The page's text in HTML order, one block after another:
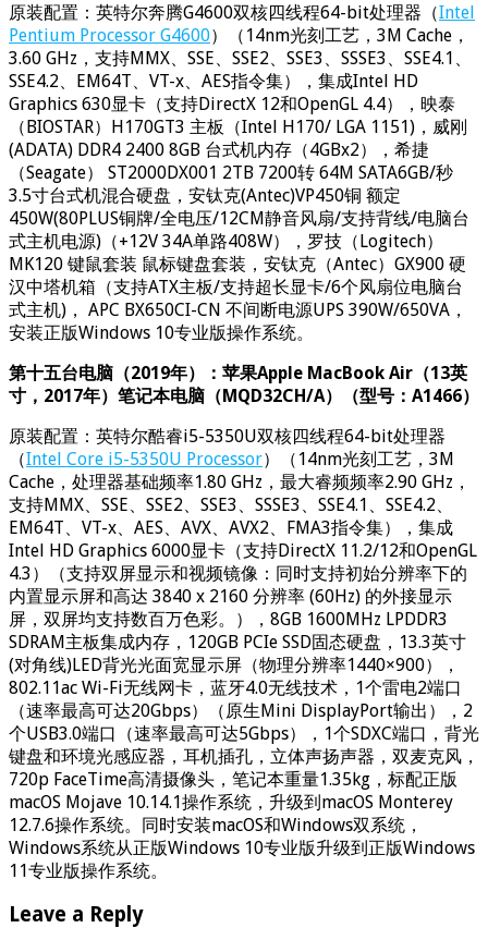
原装配置：英特尔奔腾G4600双核四线程64-bit处理器（Intel
Pentium Processor G4600）（14nm光刻工艺，3M Cache，
3.60 GHz，支持MMX、SSE、SSE2、SSE3、SSSE3、SSE4.1、
SSE4.2、EM64T、VT-x、AES指令集），集成Intel HD
Graphics 630显卡（支持DirectX 12和OpenGL 4.4），映泰
（BIOSTAR）H170GT3 主板（Intel H170/ LGA 1151)，威刚
(ADATA) DDR4 2400 8GB 台式机内存（4GBx2），希捷
（Seagate） ST2000DX001 2TB 7200转 64M SATA6GB/秒
3.5寸台式机混合硬盘，安钛克(Antec)VP450铜 额定
450W(80PLUS铜牌/全电压/12CM静音风扇/支持背线/电脑台
式主机电源)（+12V 34A单路408W），罗技（Logitech）
MK120 键鼠套装 鼠标键盘套装，安钛克（Antec）GX900 硬
汉中塔机箱（支持ATX主板/支持超长显卡/6个风扇位电脑台
式主机)， APC BX650CI-CN 不间断电源UPS 390W/650VA，
安装正版Windows 10专业版操作系统。
第十五台电脑（2019年）：苹果Apple MacBook Air（13英
寸，2017年）笔记本电脑（MQD32CH/A）（型号：A1466）
原装配置：英特尔酷睿i5-5350U双核四线程64-bit处理器
（Intel Core i5-5350U Processor）（14nm光刻工艺，3M
Cache，处理器基础频率1.80 GHz，最大睿频频率2.90 GHz，
支持MMX、SSE、SSE2、SSE3、SSSE3、SSE4.1、SSE4.2、
EM64T、VT-x、AES、AVX、AVX2、FMA3指令集），集成
Intel HD Graphics 6000显卡（支持DirectX 11.2/12和OpenGL
4.3）（支持双屏显示和视频镜像：同时支持初始分辨率下的
内置显示屏和高达 3840 x 2160 分辨率 (60Hz) 的外接显示
屏，双屏均支持数百万色彩。），8GB 1600MHz LPDDR3
SDRAM主板集成内存，120GB PCIe SSD固态硬盘，13.3英寸
(对角线)LED背光光面宽显示屏（物理分辨率1440×900），
802.11ac Wi-Fi无线网卡，蓝牙4.0无线技术，1个雷电2端口
（速率最高可达20Gbps）（原生Mini DisplayPort输出），2
个USB3.0端口（速率最高可达5Gbps），1个SDXC端口，背光
键盘和环境光感应器，耳机插孔，立体声扬声器，双麦克风，
720p FaceTime高清摄像头，笔记本重量1.35kg，标配正版
macOS Mojave 10.14.1操作系统，升级到macOS Monterey
12.7.6操作系统。同时安装macOS和Windows双系统，
Windows系统从正版Windows 10专业版升级到正版Windows
11专业版操作系统。
Leave a Reply